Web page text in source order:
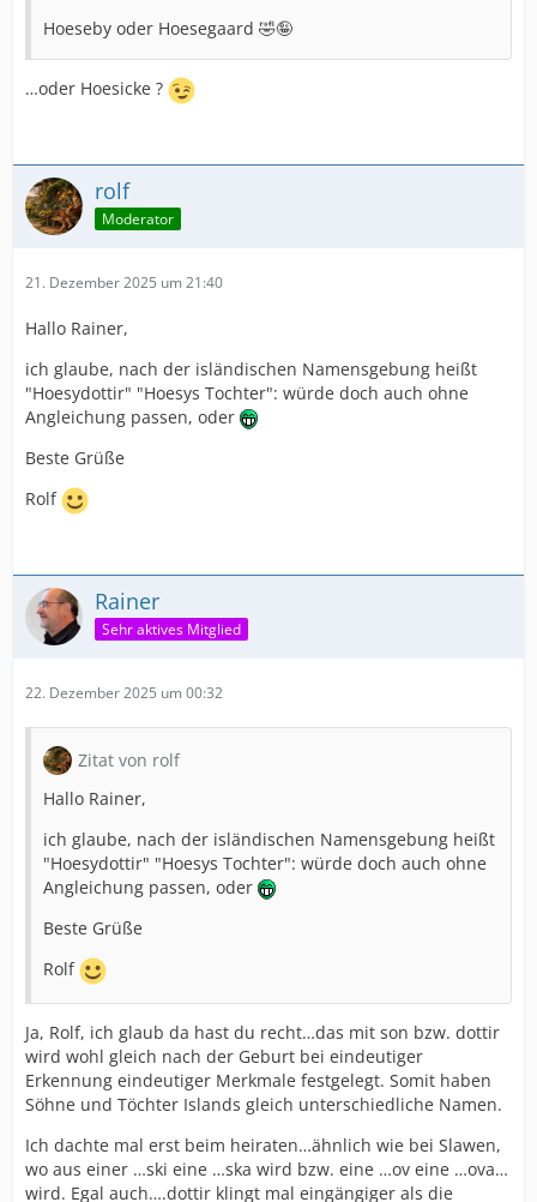
Hoeseby oder Hoesegaard 🤣🤪
…oder Hoesicke ?
rolf
Moderator
21. Dezember 2025 um 21:40
Hallo Rainer,
ich glaube, nach der isländischen Namensgebung heißt
"Hoesydottir" "Hoesys Tochter": würde doch auch ohne
Angleichung passen, oder
Beste Grüße
Rolf
Rainer
Sehr aktives Mitglied
22. Dezember 2025 um 00:32
Zitat von rolf
Hallo Rainer,
ich glaube, nach der isländischen Namensgebung heißt
"Hoesydottir" "Hoesys Tochter": würde doch auch ohne
Angleichung passen, oder
Beste Grüße
Rolf
Ja, Rolf, ich glaub da hast du recht…das mit son bzw. dottir
wird wohl gleich nach der Geburt bei eindeutiger
Erkennung eindeutiger Merkmale festgelegt. Somit haben
Söhne und Töchter Islands gleich unterschiedliche Namen.
Ich dachte mal erst beim heiraten…ähnlich wie bei Slawen,
wo aus einer …ski eine …ska wird bzw. eine …ov eine …ova…
wird. Egal auch….dottir klingt mal eingängiger als die